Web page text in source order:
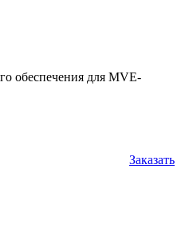
обеспечения для MVE-
Заказать